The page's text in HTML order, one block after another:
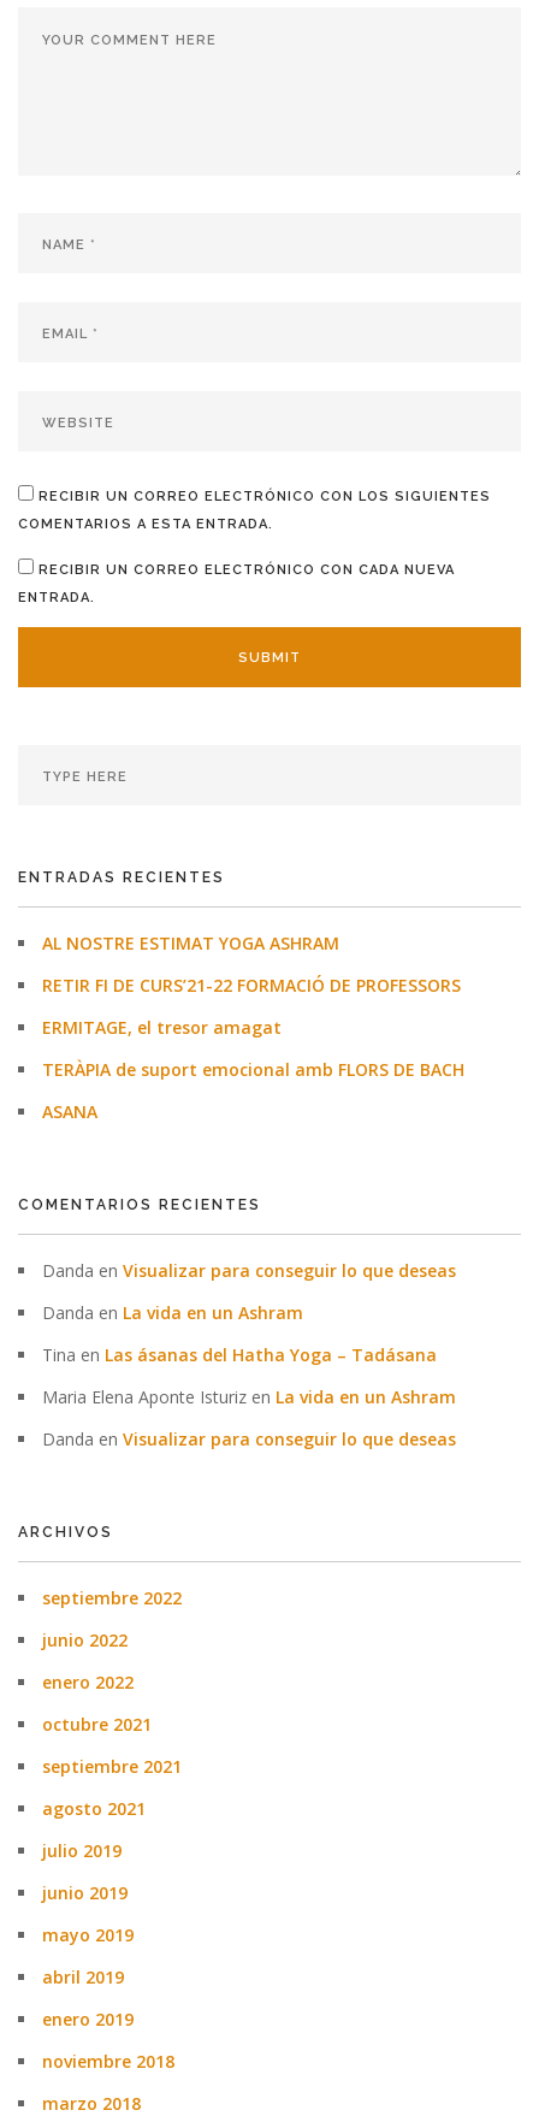
RECIBIR UN CORREO ELECTRÓNICO CON LOS SIGUIENTES
COMENTARIOS A ESTA ENTRADA.
RECIBIR UN CORREO ELECTRÓNICO CON CADA NUEVA
ENTRADA.
ENTRADAS RECIENTES
AL NOSTRE ESTIMAT YOGA ASHRAM
RETIR FI DE CURS’21-22 FORMACIÓ DE PROFESSORS
ERMITAGE, el tresor amagat
TERÀPIA de suport emocional amb FLORS DE BACH
ASANA
COMENTARIOS RECIENTES
Danda en Visualizar para conseguir lo que deseas
Danda en La vida en un Ashram
Tina en Las ásanas del Hatha Yoga – Tadásana
Maria Elena Aponte Isturiz en La vida en un Ashram
Danda en Visualizar para conseguir lo que deseas
ARCHIVOS
septiembre 2022
junio 2022
enero 2022
octubre 2021
septiembre 2021
agosto 2021
julio 2019
junio 2019
mayo 2019
abril 2019
enero 2019
noviembre 2018
marzo 2018